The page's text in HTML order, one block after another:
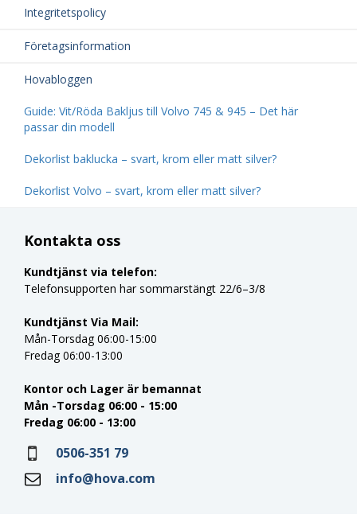
Integritetspolicy
Företagsinformation
Hovabloggen
Guide: Vit/Röda Bakljus till Volvo 745 & 945 – Det här
passar din modell
Dekorlist baklucka – svart, krom eller matt silver?
Dekorlist Volvo – svart, krom eller matt silver?
Kontakta oss
Kundtjänst via telefon:
Telefonsupporten har sommarstängt 22/6–3/8
Kundtjänst Via Mail:
Mån-Torsdag 06:00-15:00
Fredag 06:00-13:00
Kontor och Lager är bemannat
Mån -Torsdag 06:00 - 15:00
Fredag 06:00 - 13:00
0506-351 79
info@hova.com